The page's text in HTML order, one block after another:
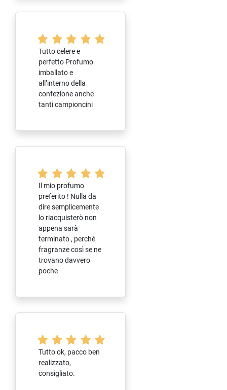
Tutto celere e
perfetto Profumo
imballato e
all’interno della
confezione anche
tanti campioncini
Il mio profumo
preferito ! Nulla da
dire semplicemente
lo riacquisterò non
appena sarà
terminato , perché
fragranze così se ne
trovano davvero
poche
Tutto ok, pacco ben
realizzato,
consigliato.